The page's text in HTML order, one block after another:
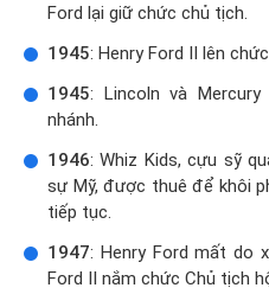
Ford lại giữ chức chủ tịch.
1945: Henry Ford II lên
1945: Lincoln và
nhánh.
1946: Whiz Kids, cựu sỹ
sự Mỹ, được thuê để khôi
tiếp tục.
1947: Henry Ford mất do
Ford II nắm chức Chủ tịch